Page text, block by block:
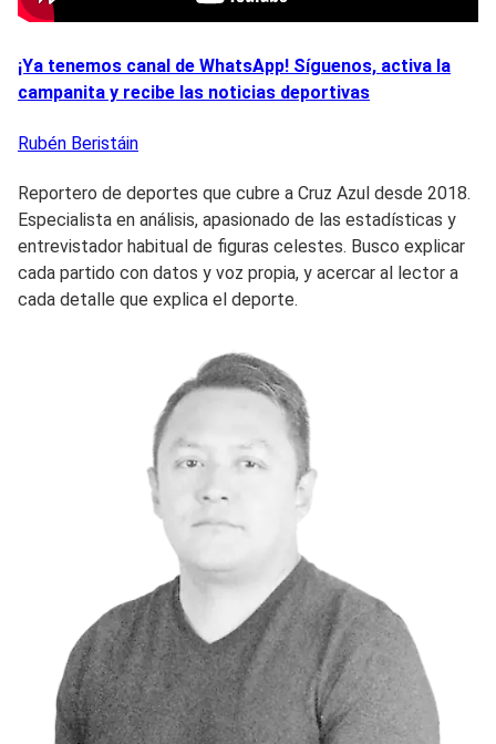
¡Ya tenemos canal de WhatsApp! Síguenos, activa la
campanita y recibe las noticias deportivas
Rubén Beristáin
Reportero de deportes que cubre a Cruz Azul desde 2018.
Especialista en análisis, apasionado de las estadísticas y
entrevistador habitual de figuras celestes. Busco explicar
cada partido con datos y voz propia, y acercar al lector a
cada detalle que explica el deporte.